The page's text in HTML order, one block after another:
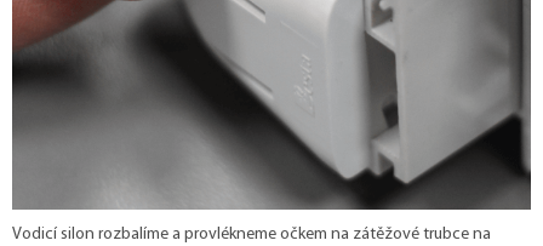
Vodicí silon rozbalíme a provlékneme očkem na zátěžové trubce na